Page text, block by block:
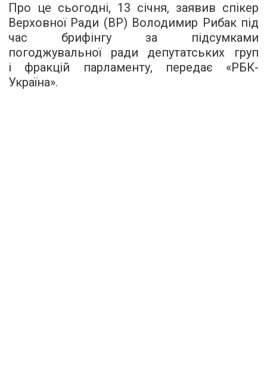
Про це сьогодні, 13 січня, заявив спікер
Верховної Ради (ВР) Володимир Рибак під
час брифінгу за підсумками
погоджувальної ради депутатських груп
і фракцій парламенту, передає «РБК-
Україна».